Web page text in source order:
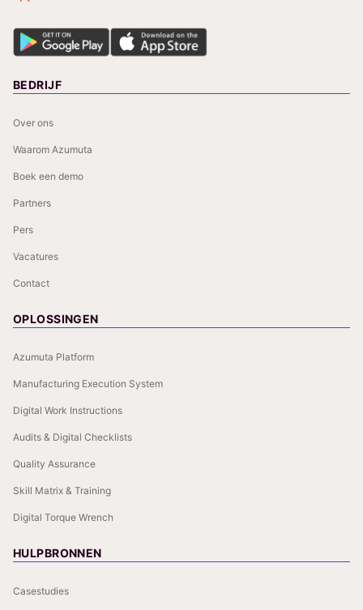
BEDRIJF
Over ons
Waarom Azumuta
Boek een demo
Partners
Pers
Vacatures
Contact
OPLOSSINGEN
Azumuta Platform
Manufacturing Execution System
Digital Work Instructions
Audits & Digital Checklists
Quality Assurance
Skill Matrix & Training
Digital Torque Wrench
HULPBRONNEN
Casestudies